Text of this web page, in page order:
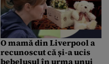
O mamă din Liverpool a
recunoscut că și-a ucis
bebelușul în urma unui